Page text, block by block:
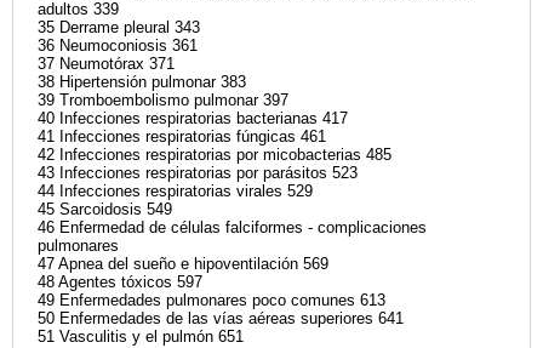
adultos 339
35 Derrame pleural 343
36 Neumoconiosis 361
37 Neumotórax 371
38 Hipertensión pulmonar 383
39 Tromboembolismo pulmonar 397
40 Infecciones respiratorias bacterianas 417
41 Infecciones respiratorias fúngicas 461
42 Infecciones respiratorias por micobacterias 485
43 Infecciones respiratorias por parásitos 523
44 Infecciones respiratorias virales 529
45 Sarcoidosis 549
46 Enfermedad de células falciformes - complicaciones
pulmonares
47 Apnea del sueño e hipoventilación 569
48 Agentes tóxicos 597
49 Enfermedades pulmonares poco comunes 613
50 Enfermedades de las vías aéreas superiores 641
51 Vasculitis y el pulmón 651